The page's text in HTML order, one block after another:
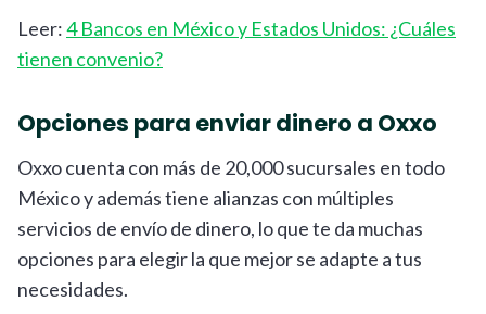
Leer:4 Bancos en México y Estados Unidos: ¿Cuáles
tienen convenio?
Opciones para enviar dinero a Oxxo
Oxxo cuenta con más de 20,000 sucursales en todo
México y además tiene alianzas con múltiples
servicios de envío de dinero, lo que te da muchas
opciones para elegir la que mejor se adapte a tus
necesidades.